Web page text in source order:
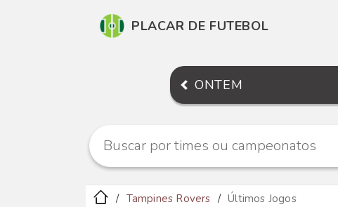
PLACAR DE FUTEBOL
ONTEM
Tampines Rovers Últimos Jogos